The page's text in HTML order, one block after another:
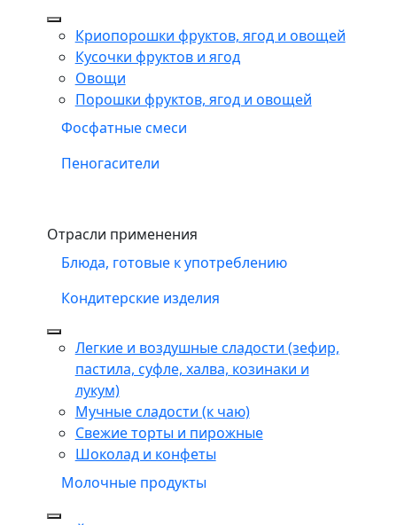
Криопорошки фруктов, ягод и овощей
Кусочки фруктов и ягод
Овощи
Порошки фруктов, ягод и овощей
Фосфатные смеси
Пеногасители
Отрасли применения
Блюда, готовые к употреблению
Кондитерские изделия
Легкие и воздушные сладости (зефир,
пастила, суфле, халва, козинаки и
лукум)
Мучные сладости (к чаю)
Свежие торты и пирожные
Шоколад и конфеты
Молочные продукты